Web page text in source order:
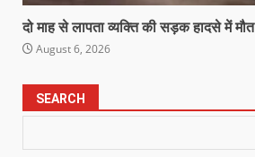
दो माह से लापता व्यक्ति की सड़क हादसे में मौत
August 6, 2026
SEARCH